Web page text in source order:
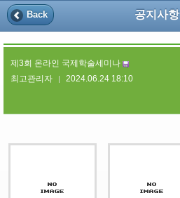
Back 공지사항
제3회 온라인 국제학술세미나
최고관리자
2024.06.24 18:10